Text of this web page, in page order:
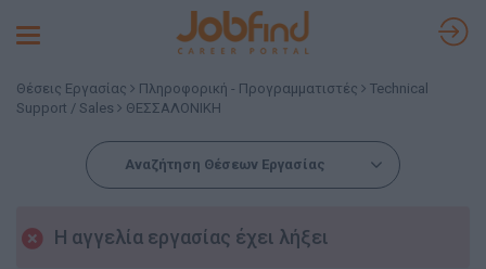
Toggle
Θέσεις Εργασίας Πληροφορική - Προγραμματιστές
Technical
Support / Sales
ΘΕΣΣΑΛΟΝΙΚΗ
Αναζήτηση Θέσεων Εργασίας
Η αγγελία εργασίας έχει λήξει